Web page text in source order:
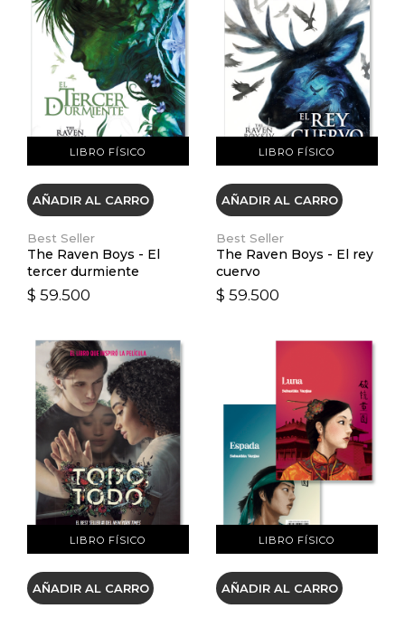
LIBRO FÍSICO
VER DETALLES
AÑADIR AL CARRO
Best Seller
The Raven Boys - El
tercer durmiente
$ 59.500
LIBRO FÍSICO
VER DETALLES
AÑADIR AL CARRO
Best Seller
The Raven Boys - El rey
cuervo
$ 59.500
LIBRO FÍSICO
VER DETALLES
AÑADIR AL CARRO
LIBRO FÍSICO
VER DETALLES
AÑADIR AL CARRO